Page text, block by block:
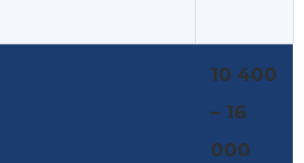
10 400
– 16
000